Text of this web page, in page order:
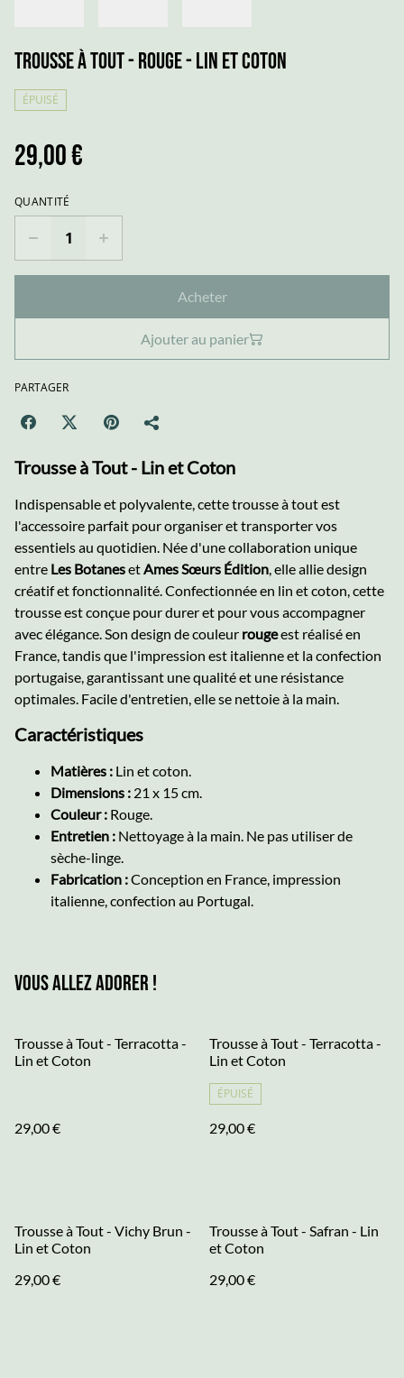
Trousse à Tout - Rouge - Lin et Coton
ÉPUISÉ
29,00 €
QUANTITÉ
Acheter
Ajouter au panier
PARTAGER
Trousse à Tout - Lin et Coton
Indispensable et polyvalente, cette trousse à tout est
l'accessoire parfait pour organiser et transporter vos
essentiels au quotidien. Née d'une collaboration unique
entre Les BotanesetAmes Sœurs Édition, elle allie design
créatif et fonctionnalité. Confectionnée en lin et coton, cette
trousse est conçue pour durer et pour vous accompagner
avec élégance. Son design de couleur rougeest réalisé en
France, tandis que l'impression est italienne et la confection
portugaise, garantissant une qualité et une résistance
optimales. Facile d'entretien, elle se nettoie à la main.
Caractéristiques
Matières : Lin et coton.
Dimensions : 21 x 15 cm.
Couleur : Rouge.
Entretien : Nettoyage à la main. Ne pas utiliser de
sèche-linge.
Fabrication :Conception en France, impression
italienne, confection au Portugal.
Vous allez adorer !
Trousse à Tout - Terracotta -
Lin et Coton
29,00 €
Trousse à Tout - Terracotta -
Lin et Coton
ÉPUISÉ
29,00 €
Trousse à Tout - Vichy Brun -
Lin et Coton
29,00 €
Trousse à Tout - Safran - Lin
et Coton
29,00 €